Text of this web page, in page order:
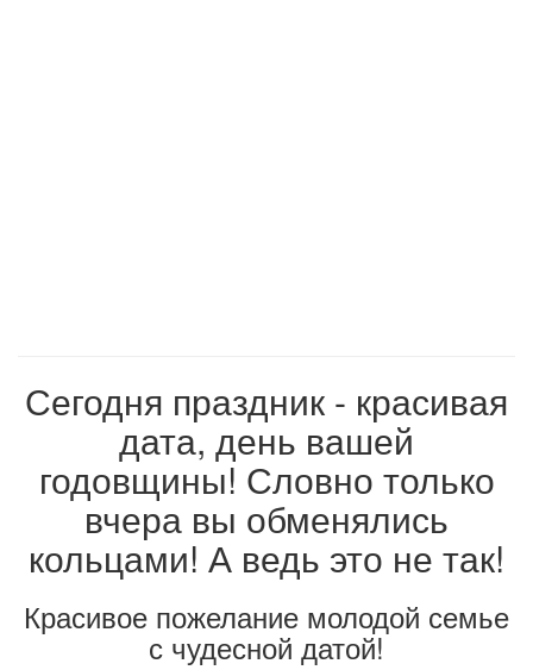
Сегодня праздник - красивая
дата, день вашей
годовщины! Словно только
вчера вы обменялись
кольцами! А ведь это не так!
Красивое пожелание молодой семье
с чудесной датой!